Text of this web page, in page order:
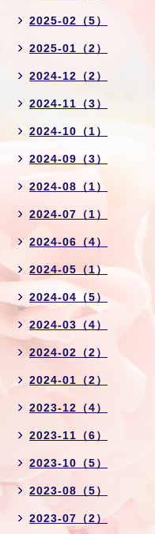
2025-02（5）
2025-01（2）
2024-12（2）
2024-11（3）
2024-10（1）
2024-09（3）
2024-08（1）
2024-07（1）
2024-06（4）
2024-05（1）
2024-04（5）
2024-03（4）
2024-02（2）
2024-01（2）
2023-12（4）
2023-11（6）
2023-10（5）
2023-08（5）
2023-07（2）